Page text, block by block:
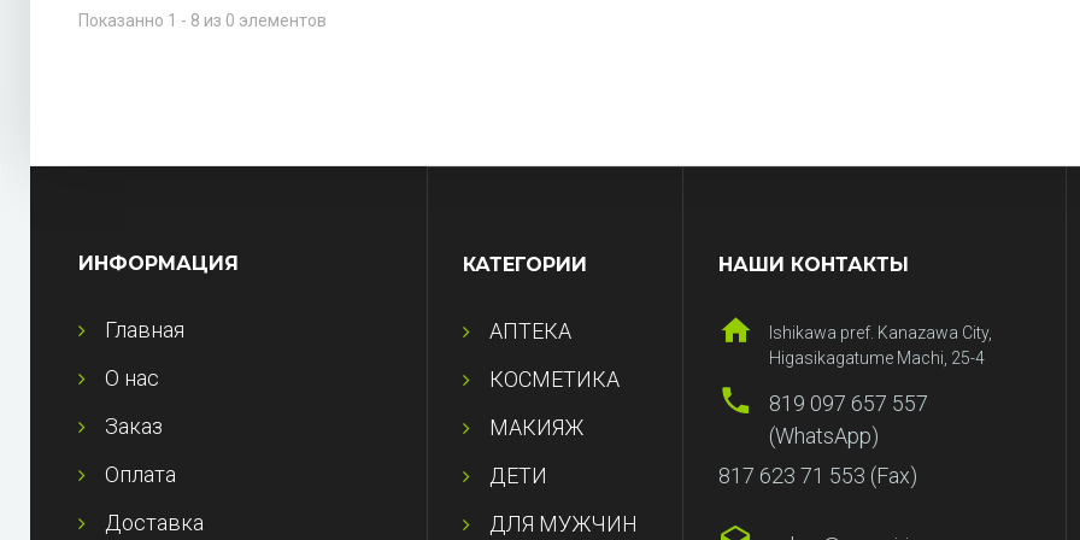
Показанно 1 - 8 из 0 элементов
ИНФОРМАЦИЯ
Главная
О нас
Заказ
Оплата
Доставка
КАТЕГОРИИ
АПТЕКА
КОСМЕТИКА
МАКИЯЖ
ДЕТИ
ДЛЯ МУЖЧИН
НАШИ КОНТАКТЫ
Ishikawa pref. Kanazawa City,
Higasikagatume Machi, 25-4
819 097 657 557
(WhatsApp)
817 623 71 553 (Fax)